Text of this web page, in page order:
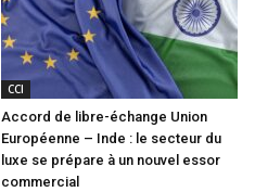
CCI
Accord de libre-échange Union
Européenne – Inde : le secteur du
luxe se prépare à un nouvel essor
commercial